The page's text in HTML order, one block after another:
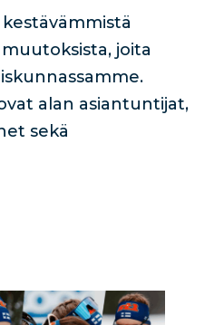
joita
alan asiantuntijat,
sekä